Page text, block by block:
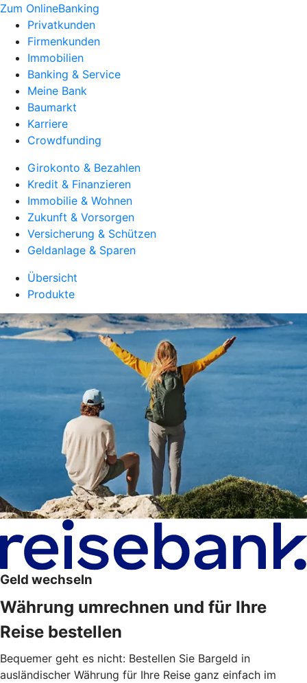
Zum OnlineBanking
Privatkunden
Firmenkunden
Immobilien
Banking & Service
Meine Bank
Baumarkt
Karriere
Crowdfunding
Girokonto & Bezahlen
Kredit & Finanzieren
Immobilie & Wohnen
Zukunft & Vorsorgen
Versicherung & Schützen
Geldanlage & Sparen
Übersicht
Produkte
Geld wechseln
Währung umrechnen und für Ihre
Reise bestellen
Bequemer geht es nicht: Bestellen Sie Bargeld in
ausländischer Währung für Ihre Reise ganz einfach im